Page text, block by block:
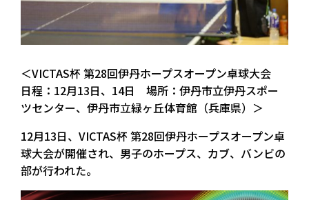
＜VICTAS杯 第28回伊丹ホープスオープン卓球大会
日程：12月13日、14日 場所：伊丹市立伊丹スポー
ツセンター、伊丹市立緑ヶ丘体育館（兵庫県）＞
12月13日、VICTAS杯 第28回伊丹ホープスオープン卓
球大会が開催され、男子のホープス、カブ、バンビの
部が行われた。